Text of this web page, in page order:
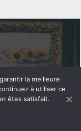
et en
de la
qu’un
montrer et
la meilleure
à utiliser ce
êtes satisfait.